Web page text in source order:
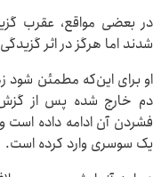
در بعضی مواقع، عقرب
شدند اما هرگز در اثر
او برای این‌که مطمئن شود
دم خارج شده پس از
فشردن آن ادامه داده است
یک سوسری وارد کرده است.